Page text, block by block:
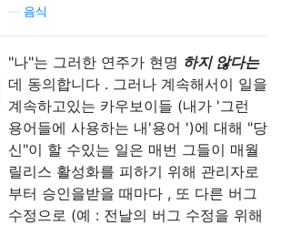
음식
"나"는 그러한 연주가 현명 하지 않다는
데 동의합니다 . 그러나 계속해서이 일을
계속하고있는 카우보이들 (내가 '그런
용어들에 사용하는 내'용어 ')에 대해 "당
신"이 할 수있는 일은 매번 그들이 매월
릴리스 활성화를 피하기 위해 관리자로
부터 승인을받을 때마다 , 또 다른 버그
수정으로 (예 : 전날의 버그 수정을 위해